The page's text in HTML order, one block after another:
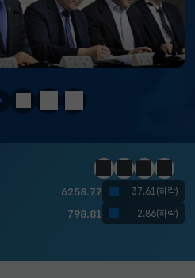
정지 이전 다음
6258.77 37.61(하락)
798.81 2.86(하락)
6258.77 37.61(하락)
798.81 2.86(하락)
정지이전다음일일경